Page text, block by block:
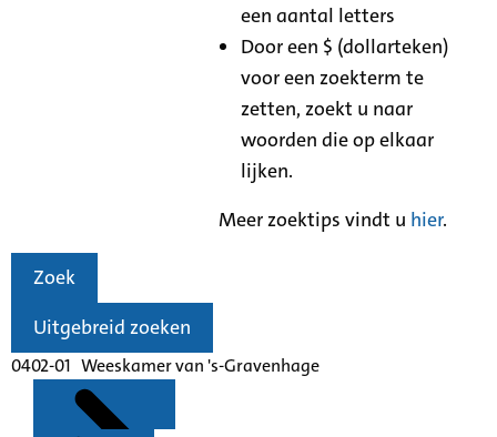
een aantal letters
Door een $ (dollarteken)
voor een zoekterm te
zetten, zoekt u naar
woorden die op elkaar
lijken.
Meer zoektips vindt u hier.
Zoek
Uitgebreid zoeken
0402-01 Weeskamer van 's-Gravenhage